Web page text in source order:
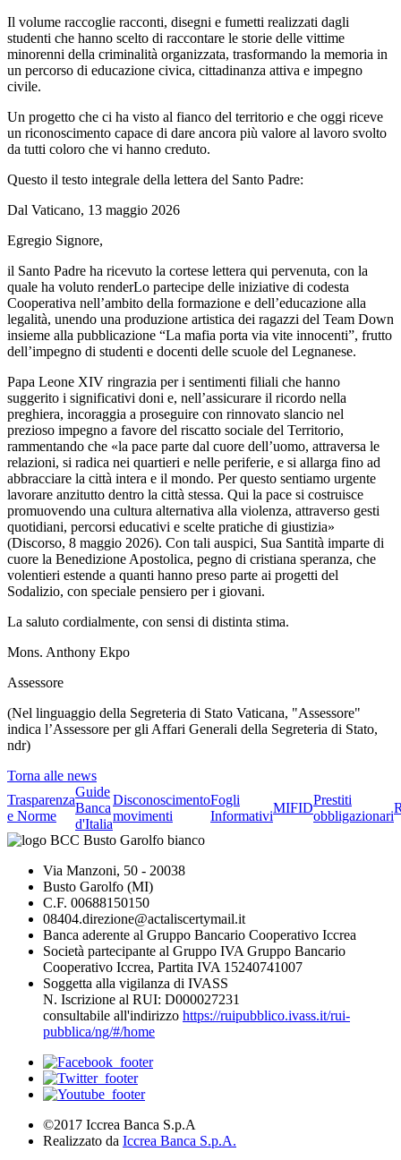
Il volume raccoglie racconti, disegni e fumetti realizzati dagli
studenti che hanno scelto di raccontare le storie delle vittime
minorenni della criminalità organizzata, trasformando la memoria in
un percorso di educazione civica, cittadinanza attiva e impegno
civile.
Un progetto che ci ha visto al fianco del territorio e che oggi riceve
un riconoscimento capace di dare ancora più valore al lavoro svolto
da tutti coloro che vi hanno creduto.
Questo il testo integrale della lettera del Santo Padre:
Dal Vaticano, 13 maggio 2026
Egregio Signore,
il Santo Padre ha ricevuto la cortese lettera qui pervenuta, con la
quale ha voluto renderLo partecipe delle iniziative di codesta
Cooperativa nell’ambito della formazione e dell’educazione alla
legalità, unendo una produzione artistica dei ragazzi del Team Down
insieme alla pubblicazione “La mafia porta via vite innocenti”, frutto
dell’impegno di studenti e docenti delle scuole del Legnanese.
Papa Leone XIV ringrazia per i sentimenti filiali che hanno
suggerito i significativi doni e, nell’assicurare il ricordo nella
preghiera, incoraggia a proseguire con rinnovato slancio nel
prezioso impegno a favore del riscatto sociale del Territorio,
rammentando che «la pace parte dal cuore dell’uomo, attraversa le
relazioni, si radica nei quartieri e nelle periferie, e si allarga fino ad
abbracciare la città intera e il mondo. Per questo sentiamo urgente
lavorare anzitutto dentro la città stessa. Qui la pace si costruisce
promuovendo una cultura alternativa alla violenza, attraverso gesti
quotidiani, percorsi educativi e scelte pratiche di giustizia»
(Discorso, 8 maggio 2026). Con tali auspici, Sua Santità imparte di
cuore la Benedizione Apostolica, pegno di cristiana speranza, che
volentieri estende a quanti hanno preso parte ai progetti del
Sodalizio, con speciale pensiero per i giovani.
La saluto cordialmente, con sensi di distinta stima.
Mons. Anthony Ekpo
Assessore
(Nel linguaggio della Segreteria di Stato Vaticana, "Assessore"
indica l’Assessore per gli Affari Generali della Segreteria di Stato,
ndr)
Torna alle news
Trasparenza
e Norme
Guide
Banca
d'Italia
Disconoscimento
movimenti
Fogli
Informativi
MIFID
Prestiti
obbligazionari
Via Manzoni, 50 - 20038
Busto Garolfo (MI)
C.F. 00688150150
08404.direzione@actaliscertymail.it
Banca aderente al Gruppo Bancario Cooperativo Iccrea
Società partecipante al Gruppo IVA Gruppo Bancario
Cooperativo Iccrea, Partita IVA 15240741007
Soggetta alla vigilanza di IVASS
N. Iscrizione al RUI: D000027231
consultabile all'indirizzo https://ruipubblico.ivass.it/rui-
pubblica/ng/#/home
©2017 Iccrea Banca S.p.A
Realizzato da Iccrea Banca S.p.A.